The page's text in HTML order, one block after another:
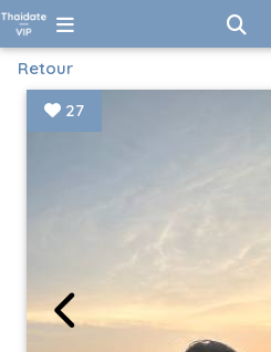
Retour
27